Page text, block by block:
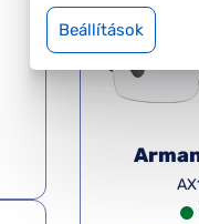
Beállítások